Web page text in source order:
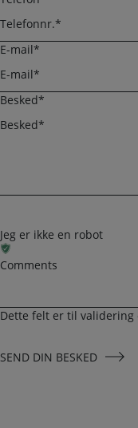
E-mail*
Besked*
Jeg er ikke en robot
Comments
Dette felt er til
SEND DIN BESKED